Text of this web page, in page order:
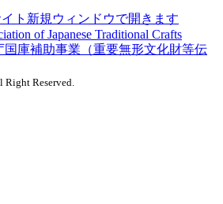
ト 新規ウィンドウで開きます
ofJapanese Traditional Crafts
Reserved.